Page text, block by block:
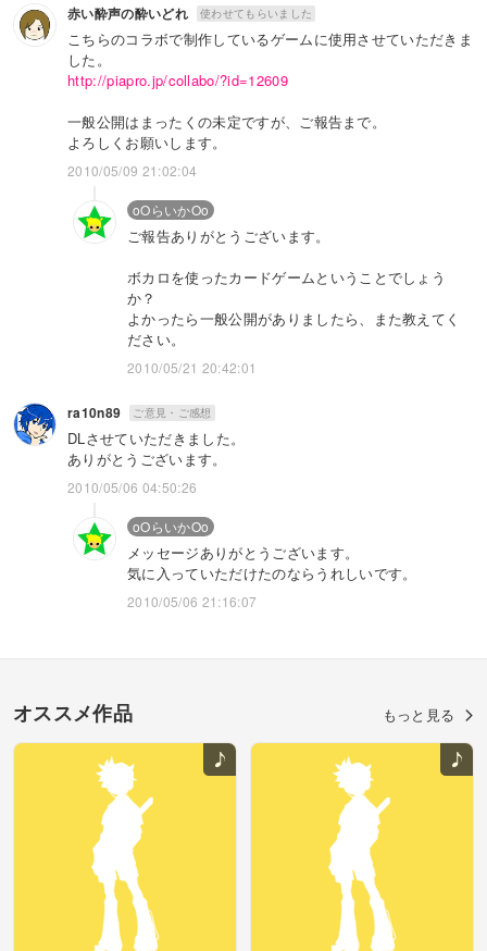
赤い酔声の酔いどれ 使わせてもらいました
こちらのコラボで制作しているゲームに使用させていただきま
した。
http://piapro.jp/collabo/?id=12609
一般公開はまったくの未定ですが、ご報告まで。
よろしくお願いします。
2010/05/09 21:02:04
oOらいかOo
ご報告ありがとうございます。
ボカロを使ったカードゲームということでしょう
か？
よかったら一般公開がありましたら、また教えてく
ださい。
2010/05/21 20:42:01
ra10n89 ご意見・ご感想
DLさせていただきました。
ありがとうございます。
2010/05/06 04:50:26
oOらいかOo
メッセージありがとうございます。
気に入っていただけたのならうれしいです。
2010/05/06 21:16:07
オススメ作品 もっと見る